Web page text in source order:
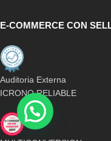
E-COMMERCE CON
Auditoria Externa
ICRONO RELIABLE